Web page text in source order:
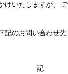
けいたしますが、
のお問い合わせ先
記